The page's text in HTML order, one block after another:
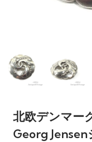
北欧デンマー
Georg